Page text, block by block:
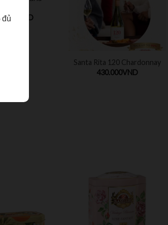
VND
Santa Rita 120 Chardonnay
430.000VND
đủ